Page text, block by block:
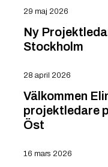
Ny
Stockholm
29 maj 2026
Välkommen
projektledare
Öst
28 april 2026
16 mars 2026